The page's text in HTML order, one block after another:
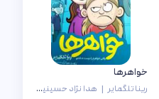
خواهرها
رینا تلگمایر | هدا نژاد حسینیان